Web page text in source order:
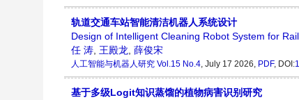
轨道交通车站智能清洁机器人系统设计
Design of Intelligent Cleaning Robot System for
任 涛, 王殿龙, 薛俊宋
人工智能与机器人研究 Vol.15 No.4, July 17 2026, PDF, DOI:
基于多级Logit知识蒸馏的植物病害识别研究